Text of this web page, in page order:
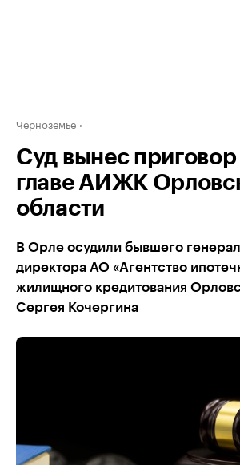
Черноземье
Суд вынес приговор
главе АИЖК
области
В Орле осудили бывшего
директора АО «Агентство
жилищного кредитования
Сергея Кочергина